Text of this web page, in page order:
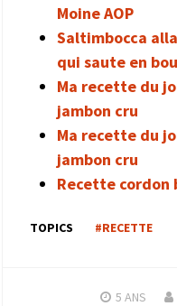
Moine AOP
Saltimbocca
qui saute en
Ma recette du
jambon cru
Ma recette du
jambon cru
Recette cordon
TOPICS #RECETTE
5 ANS